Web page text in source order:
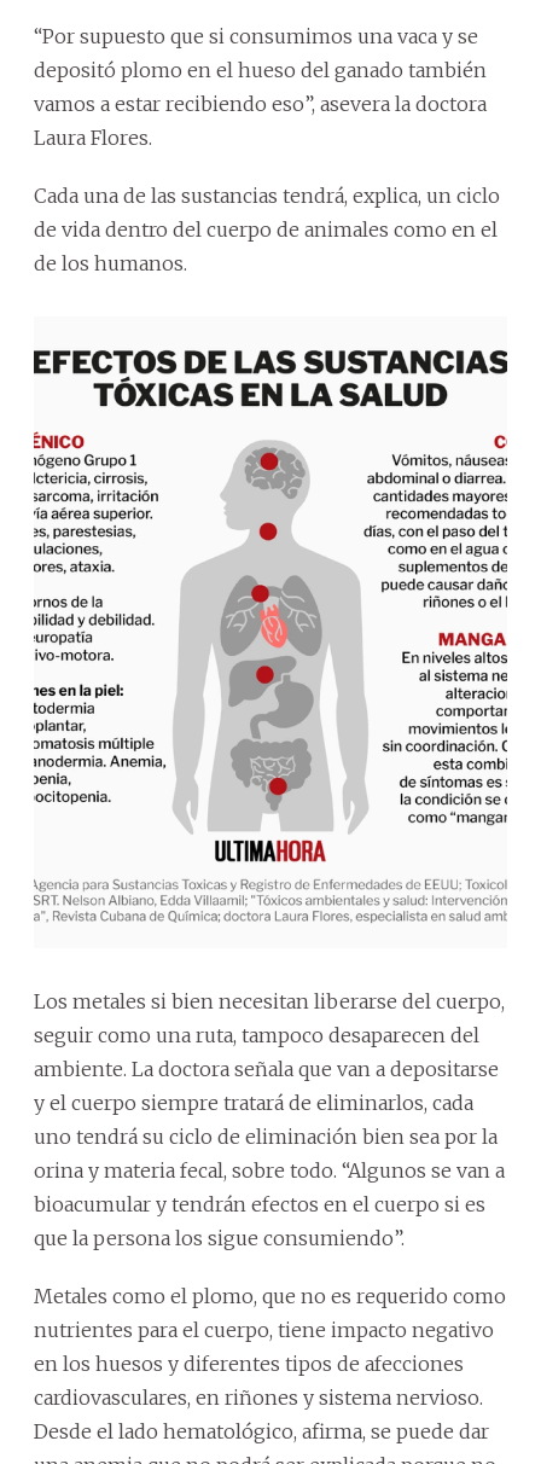
“Por supuesto que si consumimos una vaca y se
depositó plomo en el hueso del ganado también
vamos a estar recibiendo eso”, asevera la doctora
Laura Flores.
Cada una de las sustancias tendrá, explica, un ciclo
de vida dentro del cuerpo de animales como en el
de los humanos.
Los metales si bien necesitan liberarse del cuerpo,
seguir como una ruta, tampoco desaparecen del
ambiente. La doctora señala que van a depositarse
y el cuerpo siempre tratará de eliminarlos, cada
uno tendrá su ciclo de eliminación bien sea por la
orina y materia fecal, sobre todo. “Algunos se van a
bioacumular y tendrán efectos en el cuerpo si es
que la persona los sigue consumiendo”.
Metales como el plomo, que no es requerido como
nutrientes para el cuerpo, tiene impacto negativo
en los huesos y diferentes tipos de afecciones
cardiovasculares, en riñones y sistema nervioso.
Desde el lado hematológico, afirma, se puede dar